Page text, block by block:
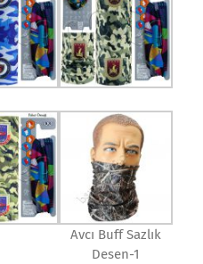
Avcı Buff Sazlık
Desen-1